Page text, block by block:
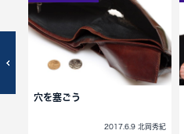
穴を塞ごう
2017.6.9 北岡秀紀